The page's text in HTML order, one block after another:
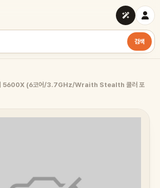
검색
5600X (6코어/3.7GHz/Wraith Stealth 쿨러 포